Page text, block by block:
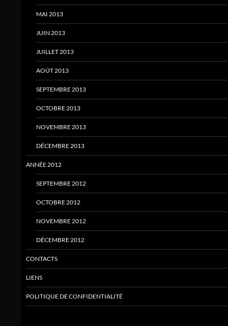
MAI 2013
JUIN 2013
JUILLET 2013
AOÛT 2013
SEPTEMBRE 2013
OCTOBRE 2013
NOVEMBRE 2013
DÉCEMBRE 2013
ANNÉE 2012
SEPTEMBRE 2012
OCTOBRE 2012
NOVEMBRE 2012
DÉCEMBRE 2012
CONTACTS
LIENS
POLITIQUE DE CONFIDENTIALITÉ